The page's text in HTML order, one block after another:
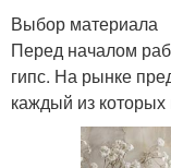
Выбор материала
Перед началом
гипс. На рынке
каждый из